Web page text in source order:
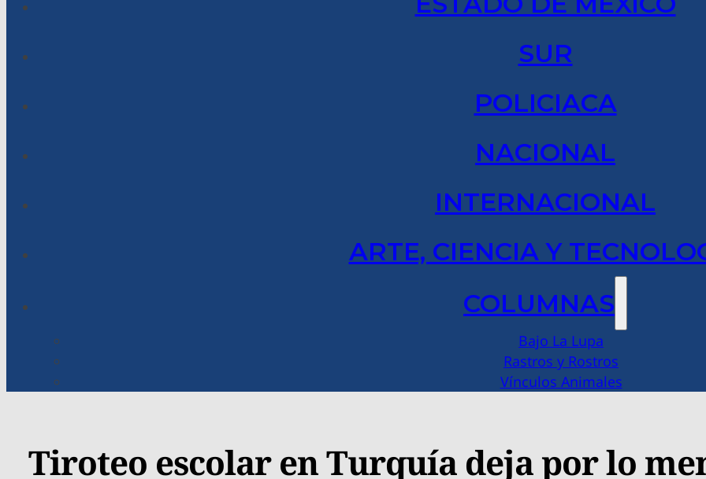
SUR
POLICIACA
NACIONAL
INTERNACIONAL
ARTE, CIENCIA Y
COLUMNAS
Bajo La Lupa
Rastros y Rostros
Vínculos Animales
Tiroteo escolar en Turquía deja por lo